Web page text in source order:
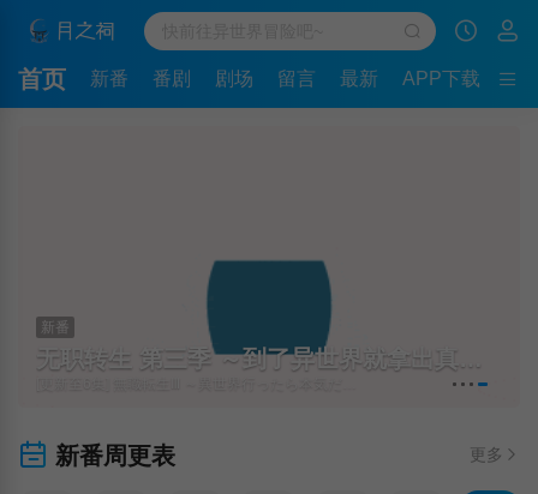
首页 新番 番剧 剧场 留言 最新 APP下载
新番
新番周更表 更多